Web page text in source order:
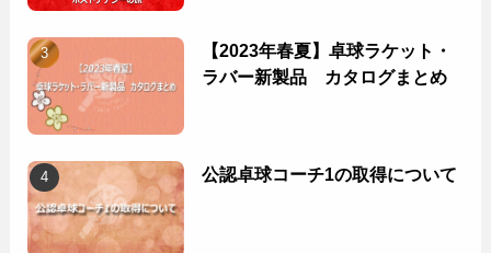
【2023年春夏】卓球ラケット・
ラバー新製品 カタログまとめ
公認卓球コーチ1の取得について